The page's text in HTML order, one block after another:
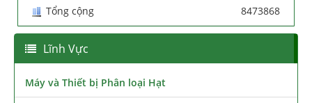
Tổng cộng 8473868
Lĩnh Vực
Máy và Thiết bị Phân loại Hạt